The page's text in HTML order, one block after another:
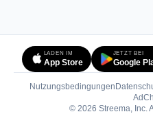
LADEN IM
App Store
JETZT BEI
Google
Nutzungsbedingungen
© 2026 Streema, Inc.